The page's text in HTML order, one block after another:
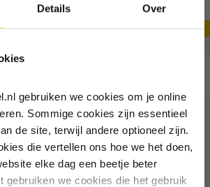
Details Over
gebruiken we cookies om je online
Sommige cookies zijn essentieel
de site, terwijl andere optioneel zijn.
die vertellen ons hoe we het doen,
elke dag een beetje beter
gebruiken we cookies die het gebruik
korting
en ontvang €5 welkomstkorting!
korting!
de nieuwsbrief en
in‍⁪⁪
Zakelijk